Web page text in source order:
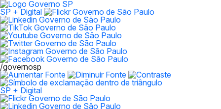
SP + Digital
/governosp
SP + Digital